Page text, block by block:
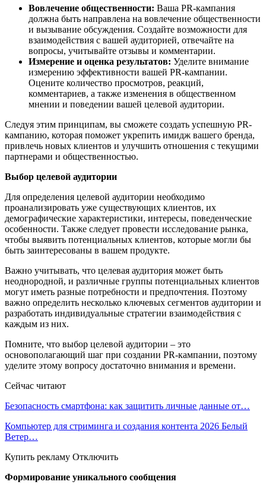
Вовлечение общественности: Ваша PR-кампания
должна быть направлена на вовлечение общественности
и вызывание обсуждения. Создайте возможности для
взаимодействия с вашей аудиторией, отвечайте на
вопросы, учитывайте отзывы и комментарии.
Измерение и оценка результатов: Уделите внимание
измерению эффективности вашей PR-кампании.
Оцените количество просмотров, реакций,
комментариев, а также изменения в общественном
мнении и поведении вашей целевой аудитории.
Следуя этим принципам, вы сможете создать успешную PR-
кампанию, которая поможет укрепить имидж вашего бренда,
привлечь новых клиентов и улучшить отношения с текущими
партнерами и общественностью.
Выбор целевой аудитории
Для определения целевой аудитории необходимо
проанализировать уже существующих клиентов, их
демографические характеристики, интересы, поведенческие
особенности. Также следует провести исследование рынка,
чтобы выявить потенциальных клиентов, которые могли бы
быть заинтересованы в вашем продукте.
Важно учитывать, что целевая аудитория может быть
неоднородной, и различные группы потенциальных клиентов
могут иметь разные потребности и предпочтения. Поэтому
важно определить несколько ключевых сегментов аудитории и
разработать индивидуальные стратегии взаимодействия с
каждым из них.
Помните, что выбор целевой аудитории – это
основополагающий шаг при создании PR-кампании, поэтому
уделите этому вопросу достаточно внимания и времени.
Сейчас читают
Безопасность смартфона: как защитить личные данные от…
Компьютер для стриминга и создания контента 2026 Белый
Ветер…
Купить рекламу Отключить
Формирование уникального сообщения